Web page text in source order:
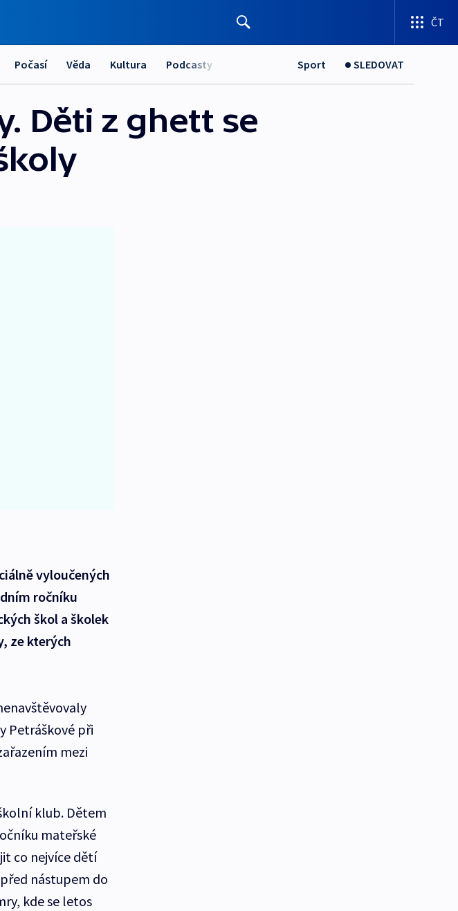
ČT
Počasí Věda Kultura Podcasty Sport SLEDOVAT
Děti z ghett se
vyloučených
ročníku
škol a školek
ze kterých
Petráškové při
mezi
klub. Dětem
mateřské
co nejvíce dětí
nástupem do
kde se letos